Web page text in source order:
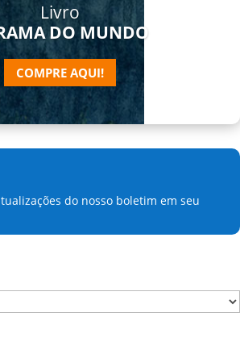
Livro
DO MUNDO
COMPRE AQUI!
do nosso boletim em seu